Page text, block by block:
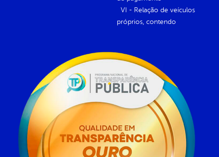
VI - Relação de veículos
próprios, contendo